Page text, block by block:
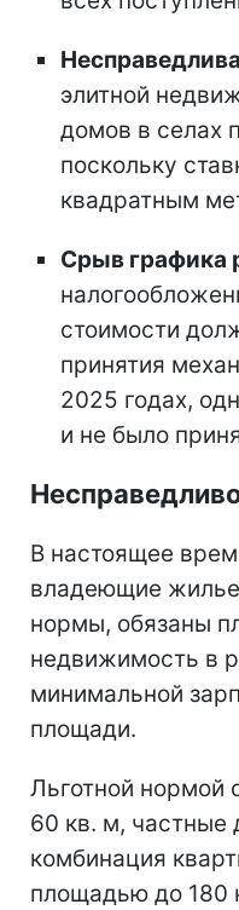
элитной
домов в селах
поскольку
квадратным
Срыв графика
стоимости
принятия
2025 годах,
и не было
В настоящее
владеющие
нормы, обязаны
недвижимость в
минимальной
площади.
Льготной нормой
60 кв. м, частные
комбинация
площадью до 180